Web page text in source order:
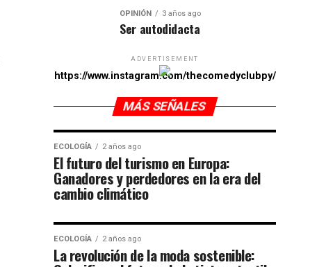
OPINIÓN 3 años ago
Ser autodidacta
ADVERTISEMENT
https://www.instagram.com/thecomedyclubpy/
MÁS SEÑALES
ECOLOGÍA 2 años ago
El futuro del turismo en Europa:
Ganadores y perdedores en la era del
cambio climático
ECOLOGÍA 2 años ago
La revolución de la moda sostenible: